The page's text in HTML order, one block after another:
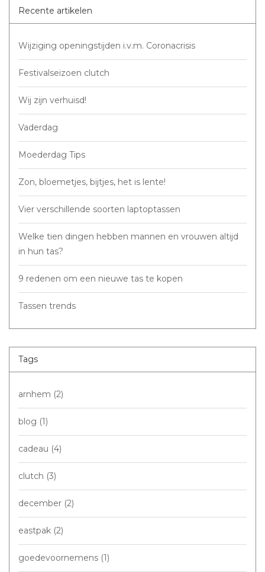
Recente artikelen
Wijziging openingstijden i.v.m. Coronacrisis
Festivalseizoen clutch
Wij zijn verhuisd!
Vaderdag
Moederdag Tips
Zon, bloemetjes, bijtjes, het is lente!
Vier verschillende soorten laptoptassen
Welke tien dingen hebben mannen en vrouwen altijd
in hun tas?
9 redenen om een nieuwe tas te kopen
Tassen trends
Tags
arnhem (2)
blog (1)
cadeau (4)
clutch (3)
december (2)
eastpak (2)
goedevoornemens (1)